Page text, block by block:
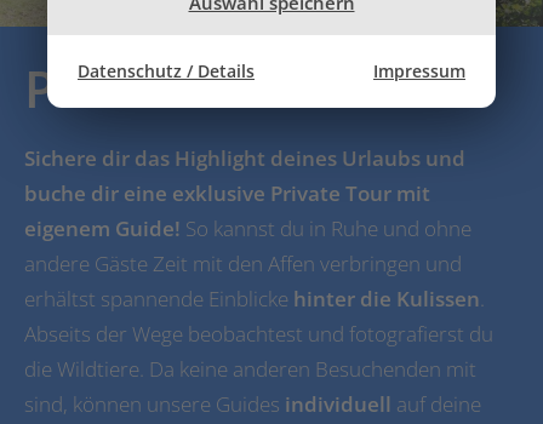
Datenschutz / Details Impressum
PRIVATE TOUR
Sichere dir das Highlight deines Urlaubs und
buche dir eine exklusive Private Tour mit
eigenem Guide! So kannst du in Ruhe und ohne
andere Gäste Zeit mit den Affen verbringen und
erhältst spannende Einblicke hinter die Kulissen.
Abseits der Wege beobachtest und fotografierst du
die Wildtiere. Da keine anderen Besuchenden mit
sind, können unsere Guides individuell auf deine